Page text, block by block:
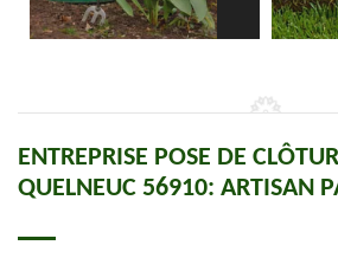
ENTREPRISE POSE DE
QUELNEUC 56910: ARTISAN